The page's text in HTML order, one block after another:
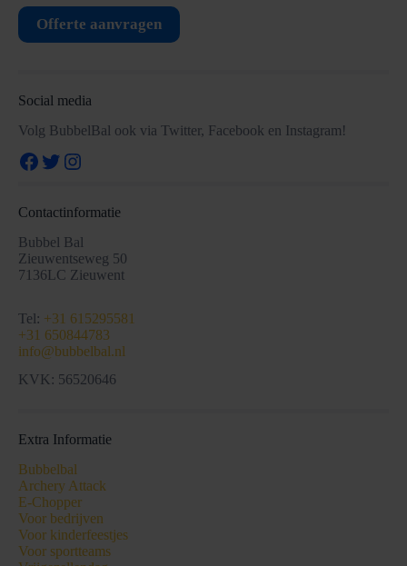
Offerte aanvragen
Social media
Volg BubbelBal ook via Twitter, Facebook en Instagram!
Facebook
Twitter
Instagram
Contactinformatie
Bubbel Bal
Zieuwentseweg 50
7136LC Zieuwent
Tel: +31 615295581
+31 650844783
info@bubbelbal.nl
KVK: 56520646
Extra Informatie
Bubbelbal
Archery Attack
E-Chopper
Voor bedrijven
Voor kinderfeestjes
Voor sportteams